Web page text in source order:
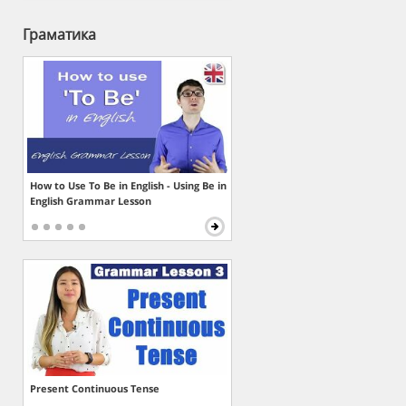
Граматика
How to Use To Be in English - Using Be in
English Grammar Lesson
Present Continuous Tense